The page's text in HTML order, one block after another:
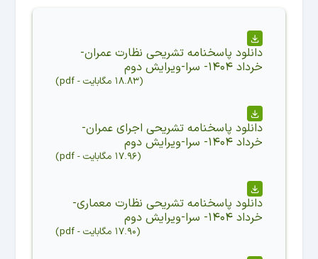
دانلود پاسخنامه تشریحی نظارت عمران-
خرداد ۱۴۰۴- سرا-ویرایش دوم
(۱۸.۸۳ مگابایت -
pdf
)
دانلود پاسخنامه تشریحی اجرای عمران-
خرداد ۱۴۰۴- سرا-ویرایش دوم
(۱۷.۹۶ مگابایت -
pdf
)
دانلود پاسخنامه تشریحی نظارت معماری-
خرداد ۱۴۰۴- سرا-ویرایش دوم
(۱۷.۹۰ مگابایت -
pdf
)